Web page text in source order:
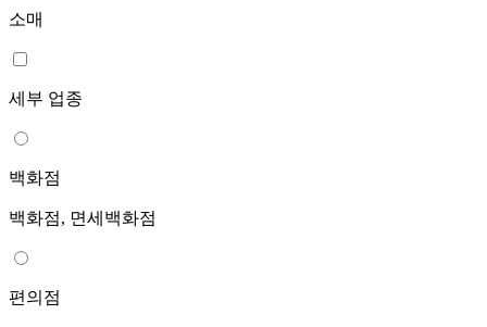
소매
세부 업종
백화점
백화점, 면세백화점
편의점